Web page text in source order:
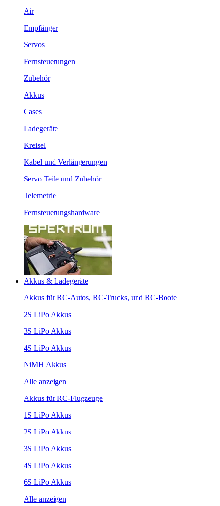
Air
Empfänger
Servos
Fernsteuerungen
Zubehör
Akkus
Cases
Ladegeräte
Kreisel
Kabel und Verlängerungen
Servo Teile und Zubehör
Telemetrie
Fernsteuerungshardware
Akkus & Ladegeräte
Akkus für RC-Autos, RC-Trucks, und RC-Boote
2S LiPo Akkus
3S LiPo Akkus
4S LiPo Akkus
NiMH Akkus
Alle anzeigen
Akkus für RC-Flugzeuge
1S LiPo Akkus
2S LiPo Akkus
3S LiPo Akkus
4S LiPo Akkus
6S LiPo Akkus
Alle anzeigen